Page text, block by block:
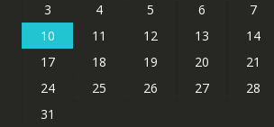
3
4 5 6 7
10
11 12 13 14
17
18 19 20 21
24
25 26 27 28
31